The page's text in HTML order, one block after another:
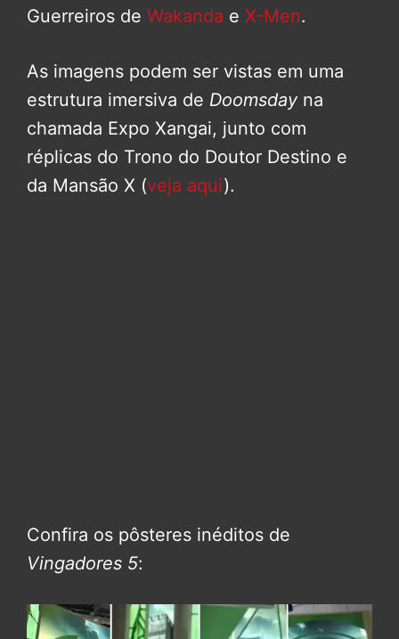
Guerreiros de Wakanda e X-Men.
As imagens podem ser vistas em uma
estrutura imersiva de Doomsday na
chamada Expo Xangai, junto com
réplicas do Trono do Doutor Destino e
da Mansão X (veja aqui).
Confira os pôsteres inéditos de
Vingadores 5: